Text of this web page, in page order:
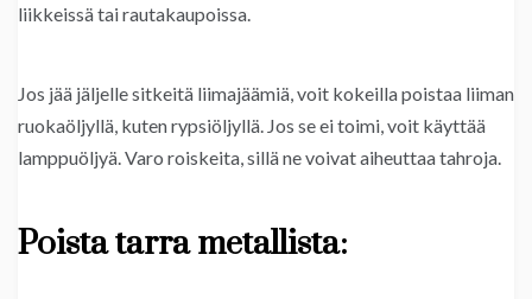
liikkeissä tai rautakaupoissa.
Jos jää jäljelle sitkeitä liimajäämiä, voit kokeilla poistaa liiman
ruokaöljyllä, kuten rypsiöljyllä. Jos se ei toimi, voit käyttää
lamppuöljyä. Varo roiskeita, sillä ne voivat aiheuttaa tahroja.
Poista tarra metallista: